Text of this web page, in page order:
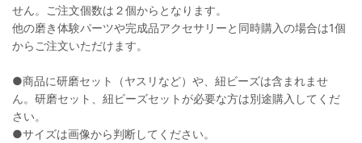
せん。ご注文個数は２個からとなります。
他の磨き体験パーツや完成品アクセサリーと同時購入の場合は1個
からご注文いただけます。
●商品に研磨セット（ヤスリなど）や、紐ビーズは含まれませ
ん。研磨セット、紐ビーズセットが必要な方は別途購入してくだ
さい。
●サイズは画像から判断してください。